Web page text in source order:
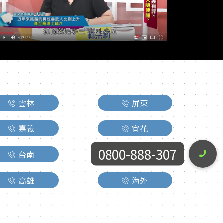
雲林
嘉義
台南
高雄
屏東
宜花
台東
海外
0800-888-307